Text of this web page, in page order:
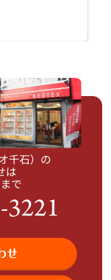
千石）の
は
で